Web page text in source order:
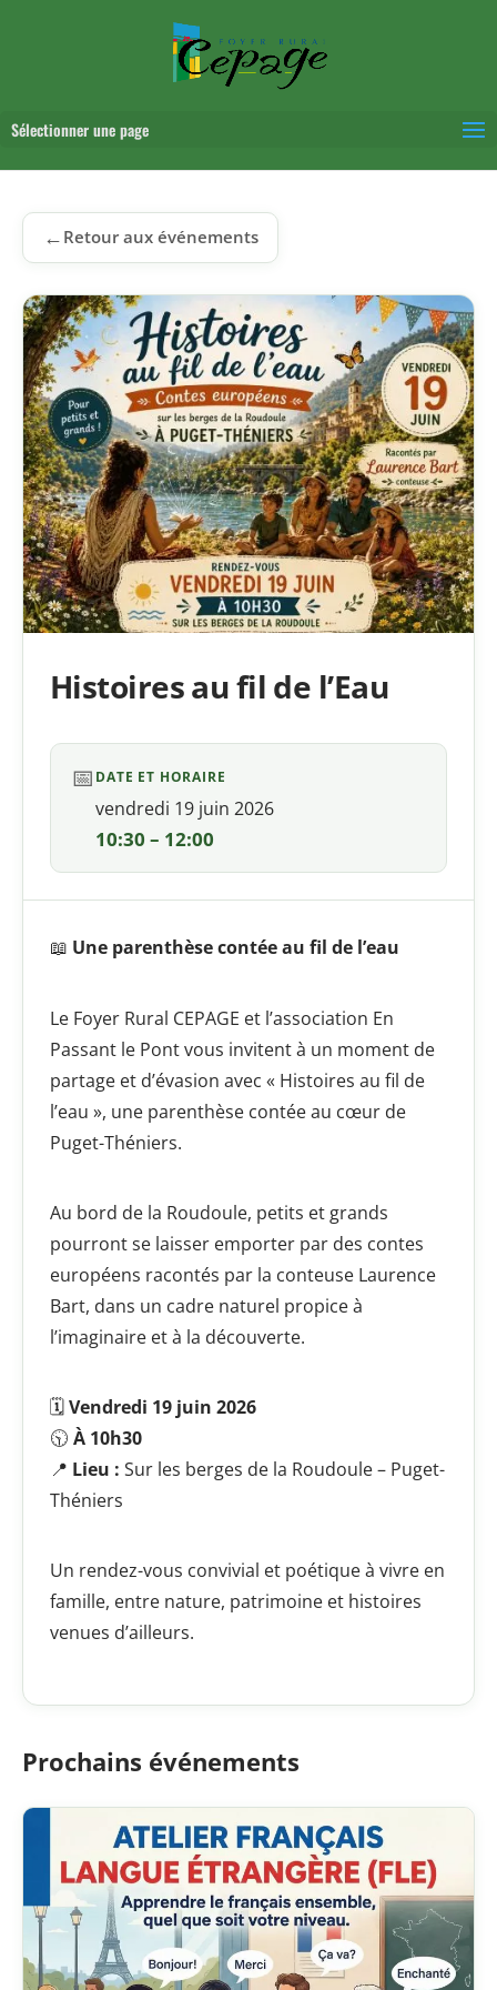
Sélectionner une page
← Retour aux événements
Histoires au fil de l’Eau
📅 DATE ET HORAIRE
vendredi 19 juin 2026
10:30 – 12:00
📖 Une parenthèse contée au fil de l’eau
Le Foyer Rural CEPAGE et l’association En
Passant le Pont vous invitent à un moment de
partage et d’évasion avec « Histoires au fil de
l’eau », une parenthèse contée au cœur de
Puget-Théniers.
Au bord de la Roudoule, petits et grands
pourront se laisser emporter par des contes
européens racontés par la conteuse Laurence
Bart, dans un cadre naturel propice à
l’imaginaire et à la découverte.
🗓Vendredi 19 juin 2026
🕥 À 10h30
📍 Lieu : Sur les berges de la Roudoule – Puget-
Théniers
Un rendez-vous convivial et poétique à vivre en
famille, entre nature, patrimoine et histoires
venues d’ailleurs.
Prochains événements